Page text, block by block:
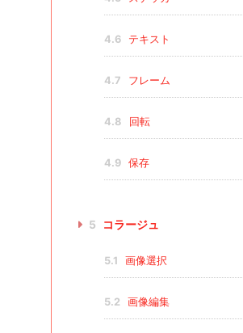
4.6 テキスト
4.7 フレーム
4.8 回転
4.9 保存
5 コラージュ
5.1 画像選択
5.2 画像編集